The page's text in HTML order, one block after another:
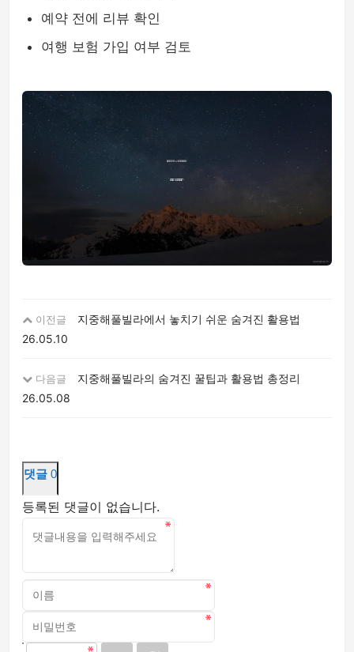
예약 전에 리뷰 확인
여행 보험 가입 여부 검토
이전글
지중해풀빌라에서 놓치기 쉬운 숨겨진 활용법
26.05.10
다음글
지중해풀빌라의 숨겨진 꿀팁과 활용법 총정리
26.05.08
댓글 0
등록된 댓글이 없습니다.